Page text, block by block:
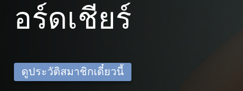
อร์ดเชียร์
ดูประวัติสมาชิกเดี๋ยวนี้